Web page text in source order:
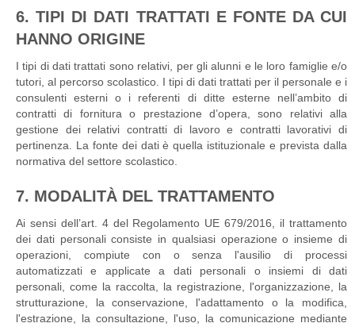
6. TIPI DI DATI TRATTATI E FONTE DA CUI
HANNO ORIGINE
I tipi di dati trattati sono relativi, per gli alunni e le loro famiglie e/o
tutori, al percorso scolastico. I tipi di dati trattati per il personale e i
consulenti esterni o i referenti di ditte esterne nell’ambito di
contratti di fornitura o prestazione d’opera, sono relativi alla
gestione dei relativi contratti di lavoro e contratti lavorativi di
pertinenza. La fonte dei dati è quella istituzionale e prevista dalla
normativa del settore scolastico.
7. MODALITÀ DEL TRATTAMENTO
Ai sensi dell’art. 4 del Regolamento UE 679/2016, il trattamento
dei dati personali consiste in qualsiasi operazione o insieme di
operazioni, compiute con o senza l'ausilio di processi
automatizzati e applicate a dati personali o insiemi di dati
personali, come la raccolta, la registrazione, l'organizzazione, la
strutturazione, la conservazione, l'adattamento o la modifica,
l'estrazione, la consultazione, l'uso, la comunicazione mediante